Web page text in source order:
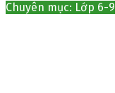
Chuyên mục: Lớp 6-9